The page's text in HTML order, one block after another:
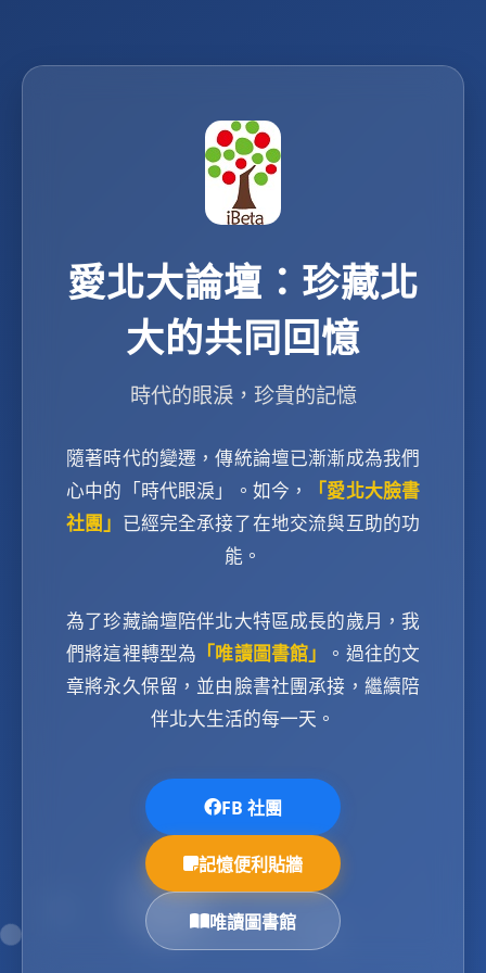
愛北大論壇：珍藏北
大的共同回憶
時代的眼淚，珍貴的記憶
隨著時代的變遷，傳統論壇已漸漸成為我們
心中的「時代眼淚」。如今，
「愛北大臉書
社團」 已經完全承接了在地交流與互助的功
能。
為了珍藏論壇陪伴北大特區成長的歲月，我
們將這裡轉型為 「唯讀圖書館」
。過往的文
章將永久保留，並由臉書社團承接，繼續陪
伴北大生活的每一天。
FB 社團
記憶便利貼牆
唯讀圖書館